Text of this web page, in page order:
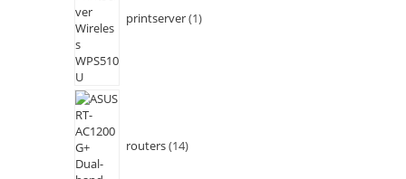
printserver 1
routers 14